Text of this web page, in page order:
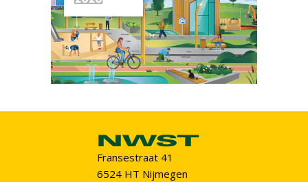
Fransestraat 41
6524 HT Nijmegen